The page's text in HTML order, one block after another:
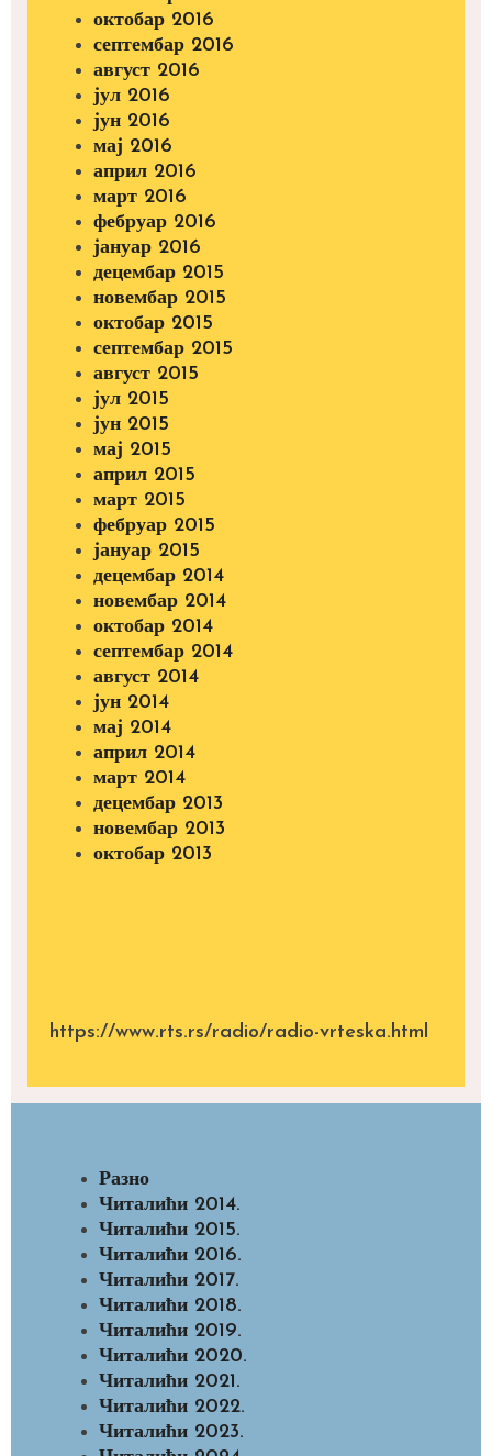
октобар 2016
септембар 2016
август 2016
јул 2016
јун 2016
мај 2016
април 2016
март 2016
фебруар 2016
јануар 2016
децембар 2015
новембар 2015
октобар 2015
септембар 2015
август 2015
јул 2015
јун 2015
мај 2015
април 2015
март 2015
фебруар 2015
јануар 2015
децембар 2014
новембар 2014
октобар 2014
септембар 2014
август 2014
јун 2014
мај 2014
април 2014
март 2014
децембар 2013
новембар 2013
октобар 2013
https://www.rts.rs/radio/radio-vrteska.html
Разно
Читалићи 2014.
Читалићи 2015.
Читалићи 2016.
Читалићи 2017.
Читалићи 2018.
Читалићи 2019.
Читалићи 2020.
Читалићи 2021.
Читалићи 2022.
Читалићи 2023.